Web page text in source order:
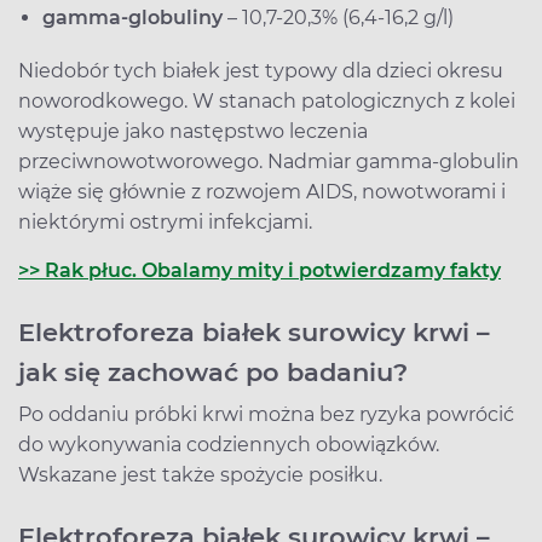
gamma-globuliny – 10,7-20,3% (6,4-16,2 g/l)
Niedobór tych białek jest typowy dla dzieci okresu
noworodkowego. W stanach patologicznych z kolei
występuje jako następstwo leczenia
przeciwnowotworowego. Nadmiar gamma-globulin
wiąże się głównie z rozwojem AIDS, nowotworami i
niektórymi ostrymi infekcjami.
>> Rak płuc. Obalamy mity i potwierdzamy fakty
Elektroforeza białek surowicy krwi –
jak się zachować po badaniu?
Po oddaniu próbki krwi można bez ryzyka powrócić
do wykonywania codziennych obowiązków.
Wskazane jest także spożycie posiłku.